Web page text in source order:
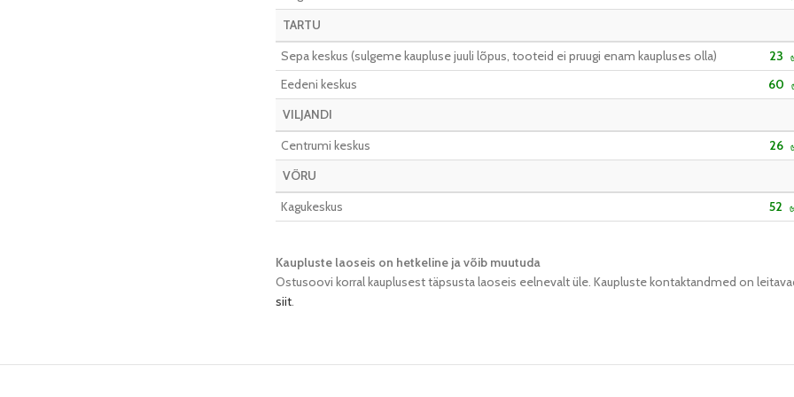
TARTU
Sepa keskus (sulgeme kaupluse juuli lõpus, tooteid ei pruugi enam kaupluses olla)
23
Eedeni keskus 60
VILJANDI
Centrumi keskus
26
VÕRU
Kagukeskus
52
Kaupluste laoseis on hetkeline ja võib muutuda​
Ostusoovi korral kauplusest täpsusta laoseis eelnevalt üle. Kaupluste kontaktandmed on
siit.